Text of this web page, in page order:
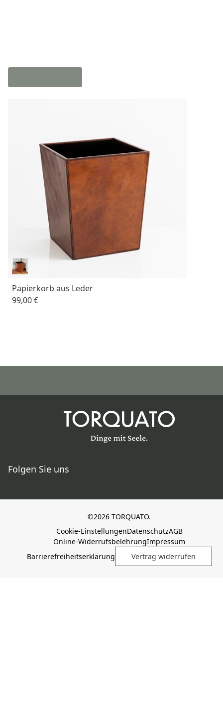
Papierkorb aus Leder
99,00 €
Folgen Sie uns
©2026 TORQUATO.
Cookie-EinstellungenDatenschutzAGB
Online-WiderrufsbelehrungImpressum
Barrierefreiheitserklärung
Vertrag widerrufen